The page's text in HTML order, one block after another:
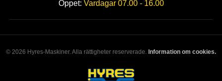
Öppet: Vardagar 07.00 - 16.00
© 2026 Hyres-Maskiner. Alla rättigheter reserverade. Information om cookies.